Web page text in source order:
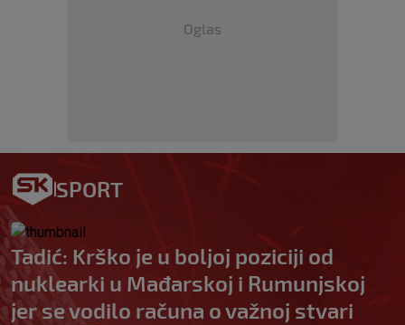
Oglas
SPORT
Tadić: Krško je u boljoj poziciji od
nuklearki u Mađarskoj i Rumunjskoj
jer se vodilo računa o važnoj stvari